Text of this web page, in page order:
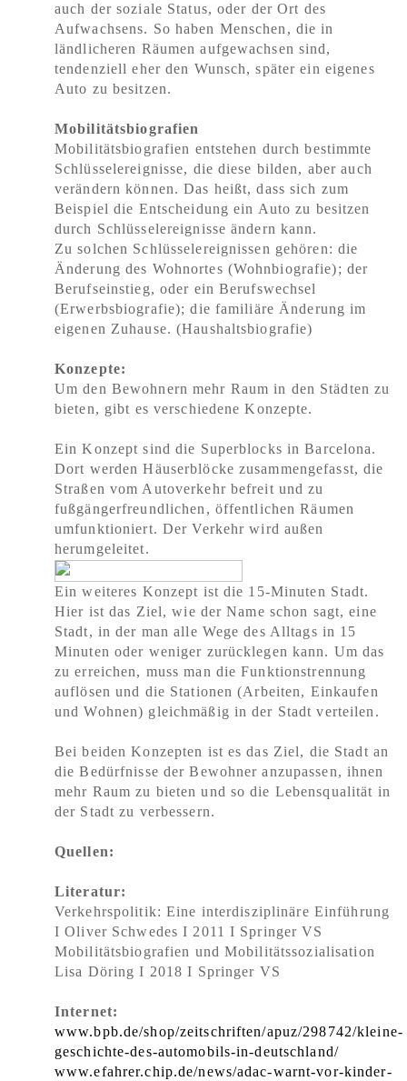
auch der soziale Status, oder der Ort des
Aufwachsens. So haben Menschen, die in
ländlicheren Räumen aufgewachsen sind,
tendenziell eher den Wunsch, später ein eigenes
Auto zu besitzen.
Mobilitätsbiografien
Mobilitätsbiografien entstehen durch bestimmte
Schlüsselereignisse, die diese bilden, aber auch
verändern können. Das heißt, dass sich zum
Beispiel die Entscheidung ein Auto zu besitzen
durch Schlüsselereignisse ändern kann.
Zu solchen Schlüsselereignissen gehören: die
Änderung des Wohnortes (Wohnbiografie); der
Berufseinstieg, oder ein Berufswechsel
(Erwerbsbiografie); die familiäre Änderung im
eigenen Zuhause. (Haushaltsbiografie)
Konzepte:
Um den Bewohnern mehr Raum in den Städten zu
bieten, gibt es verschiedene Konzepte.
Ein Konzept sind die Superblocks in Barcelona.
Dort werden Häuserblöcke zusammengefasst, die
Straßen vom Autoverkehr befreit und zu
fußgängerfreundlichen, öffentlichen Räumen
umfunktioniert. Der Verkehr wird außen
herumgeleitet.
Ein weiteres Konzept ist die 15-Minuten Stadt.
Hier ist das Ziel, wie der Name schon sagt, eine
Stadt, in der man alle Wege des Alltags in 15
Minuten oder weniger zurücklegen kann. Um das
zu erreichen, muss man die Funktionstrennung
auflösen und die Stationen (Arbeiten, Einkaufen
und Wohnen) gleichmäßig in der Stadt verteilen.
Bei beiden Konzepten ist es das Ziel, die Stadt an
die Bedürfnisse der Bewohner anzupassen, ihnen
mehr Raum zu bieten und so die Lebensqualität in
der Stadt zu verbessern.
Quellen:
Literatur:
Verkehrspolitik: Eine interdisziplinäre Einführung
I Oliver Schwedes I 2011 I Springer VS
Mobilitätsbiografien und Mobilitätssozialisation
Lisa Döring I 2018 I Springer VS
Internet:
www.bpb.de/shop/zeitschriften/apuz/298742/kleine-
geschichte-des-automobils-in-deutschland/
www.efahrer.chip.de/news/adac-warnt-vor-kinder-